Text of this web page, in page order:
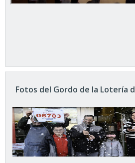
Fotos del Gordo de la Lotería